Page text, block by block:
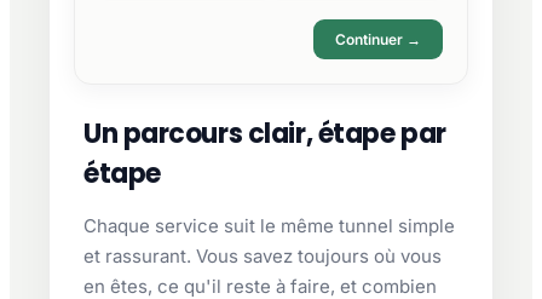
Continuer →
Un parcours clair, étape par
étape
Chaque service suit le même tunnel simple
et rassurant. Vous savez toujours où vous
en êtes, ce qu'il reste à faire, et combien